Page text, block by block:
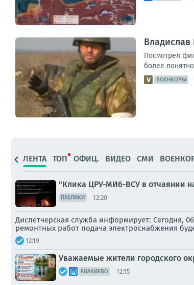
Посмотрел
более
ВОЕНКОРЫ
ЛЕНТА ТОП ОФИЦ. ВИДЕО СМИ
"Клика ЦРУ-МИ6-ВСУ в отчаянии
ПАБЛИКИ 12:20
Диспетчерская служба информирует: Сегодня,
ремонтных работ подача электроснабжения
12:19
Уважаемые жители городского
ЕНАКИЕВО 12:15